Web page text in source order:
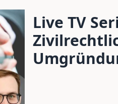
Live TV